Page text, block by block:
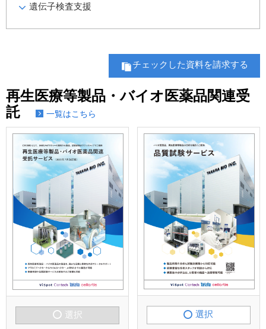
細胞選択ガイド
エピジェネティクス実験ガイド
プロトコール集
ユーザーズボイス集
動画ライブラリー
Q&A
チェックした資料を請求する
遺伝子検査支援
再生医療等製品・バイオ医薬品関連受
託
一覧はこちら
選択 選択